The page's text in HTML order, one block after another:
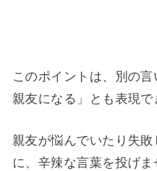
このポイントは、別の
親友になる」とも表現で
親友が悩んでいたり失
に、辛辣な言葉を投げま